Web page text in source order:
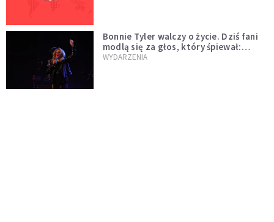
Bonnie Tyler walczy o życie. Dziś fani
modlą się za głos, który śpiewał:
"Lord, help me"
WYDARZENIA